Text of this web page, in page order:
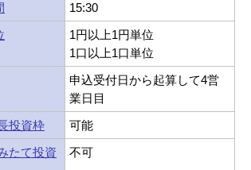
15:30
1円以上1円単位
1口以上1口単位
申込受付日から起算して4営
業日目
投資枠
可能
たて投資
不可